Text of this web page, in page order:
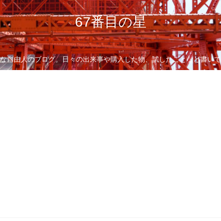
67番目の星
自由人のブログ。日々の出来事や購入した物、試したことなど書い